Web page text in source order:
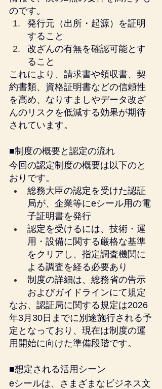
のです。
発行元（出所・起源）を証明
すること
改ざんの有無を確認可能とす
ること
これにより、請求書や領収書、契
約書類、資格証明書などの信頼性
を高め、なりすましやデータ改ざ
んのリスクを低減する効果が期待
されています。
■制度の概要と認定の流れ
今回の認定制度の概要は以下のと
おりです。
総務大臣の認定を受けた認証
局が、企業等にeシール用の電
子証明書を発行
認定を受けるには、技術・運
用・設備に関する厳格な基準
をクリアし、指定調査機関に
よる調査を経る必要あり
制度の詳細は、総務省の告示
およびガイドラインにて規定
なお、認証局に関する規定は2026
年3月30日までに別途施行される予
定となっており、現在は制度の運
用開始に向けた準備段階です。
■想定される活用シーン
eシールは、さまざまなビジネス文